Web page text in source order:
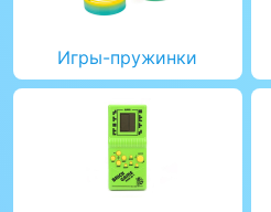
Игры-пружинки